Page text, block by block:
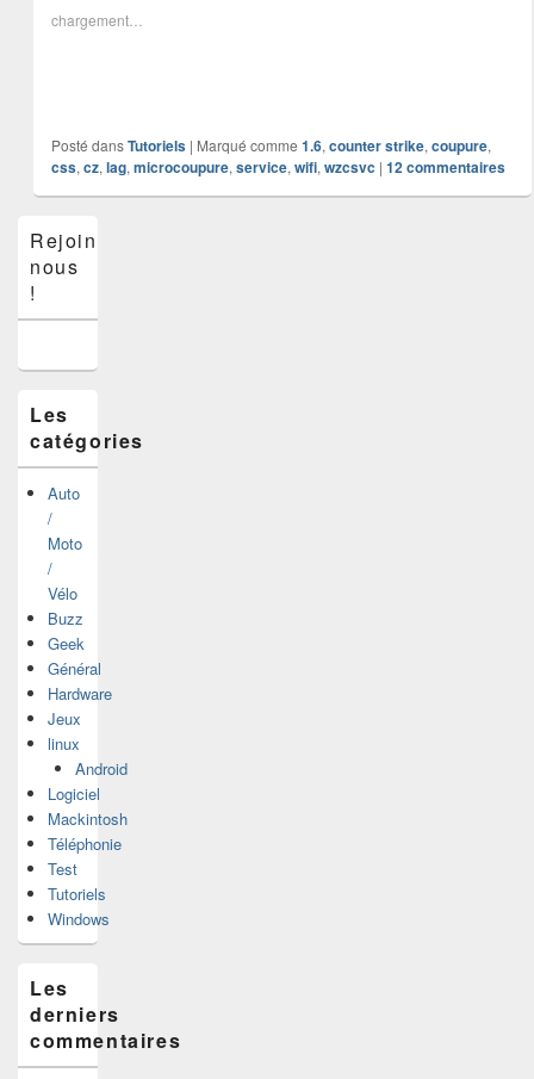
chargement…
Posté dans Tutoriels | Marqué comme 1.6, counter strike, coupure,
css, cz, lag, microcoupure, service, wifi, wzcsvc | 12commentaires
principale
de
widget
latérale
Rejoins-
nous
!
Les
catégories
Auto
/
Moto
/
Vélo
Buzz
Geek
Général
Hardware
Jeux
linux
Android
Logiciel
Mackintosh
Téléphonie
Test
Tutoriels
Windows
Les
derniers
commentaires